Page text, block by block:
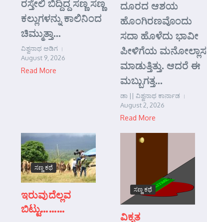
ರಸ್ತೇಲಿ ಬಿದ್ದಿದ್ದ ಸಣ್ಣ ಸಣ್ಣ
ಕಲ್ಲುಗಳನ್ನು ಕಾಲಿನಿಂದ
ಚಿಮ್ಮುತ್ತಾ...
ವಿಶ್ವನಾಥ ಅಡಿಗ
August 9, 2026
Read More
ದೂರದ ಆಶಯ
ಹೊಂಗಿರಣವೊಂದು
ಸದಾ ಹೊಳೆದು ಭಾವೀ
ಪೀಳಿಗೆಯ ಮನೋಲ್ಲಾಸ
ಮಾಡುತ್ತಿತ್ತು. ಆದರೆ ಈ
ಮಬ್ಬುಗತ್ತ...
ಡಾ || ವಿಶ್ವನಾಥ ಕಾರ್ನಾಡ
August 2, 2026
Read More
ಸಣ್ಣ ಕಥೆ
ಇರುವುದೆಲ್ಲವ
ಬಿಟ್ಟು………
ಸಣ್ಣ ಕಥೆ
ವಿಕೃತ